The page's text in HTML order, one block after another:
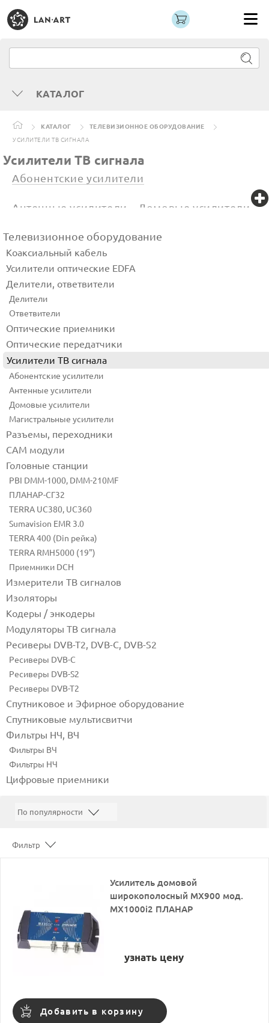
КАТАЛОГ
КАТАЛОГ
ТЕЛЕВИЗИОННОЕ ОБОРУДОВАНИЕ
УСИЛИТЕЛИ ТВ СИГНАЛА
Усилители ТВ сигнала
Абонентские усилители
Антенные усилители Домовые усилители
Магистральные усилители
Телевизионное оборудование
Коаксиальный кабель
Усилители оптические EDFA
Делители, ответвители
Делители
Ответвители
Оптические приемники
Оптические передатчики
Усилители ТВ сигнала
Абонентские усилители
Антенные усилители
Домовые усилители
Магистральные усилители
Разъемы, переходники
CAM модули
Головные станции
PBI DMM-1000, DMM-210MF
ПЛАНАР-СГ32
TERRA UC380, UC360
Sumavision EMR 3.0
TERRA 400 (Din рейка)
TERRA RMH5000 (19")
Приемники DCH
Измерители ТВ сигналов
Изоляторы
Кодеры / энкодеры
Модуляторы ТВ сигнала
Ресиверы DVB-T2, DVB-C, DVB-S2
Ресиверы DVB-C
Ресиверы DVB-S2
Ресиверы DVB-T2
Спутниковое и Эфирное оборудование
Спутниковые мультисвитчи
Фильтры НЧ, ВЧ
Фильтры ВЧ
Фильтры НЧ
Цифровые приемники
Фильтр
Усилитель домовой
широкополосный МХ900 мод.
MX1000i2 ПЛАНАР
узнать цену
Добавить в корзину